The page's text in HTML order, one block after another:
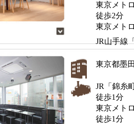
東京メト
徒歩2分
東京メト
JR山手線
東京都墨
JR「錦糸
徒歩1分
東京メト
徒歩1分